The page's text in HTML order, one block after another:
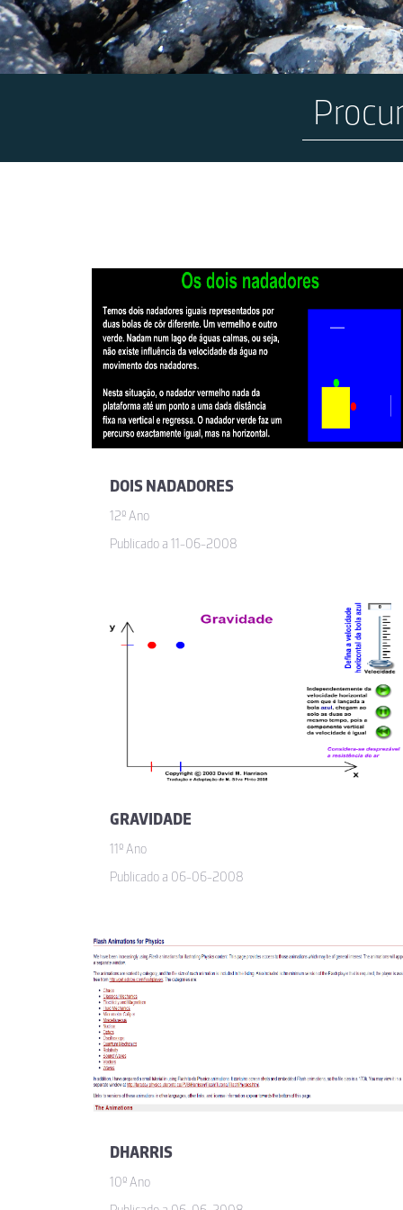
DOIS NADADORES
12º Ano
Publicado a 11-06-2008
GRAVIDADE
11º Ano
Publicado a 06-06-2008
DHARRIS
10º Ano